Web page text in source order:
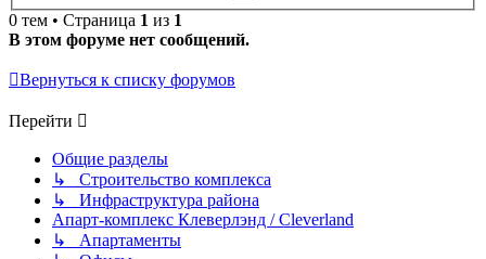
0 тем • Страница 1 из 1
В этом форуме нет сообщений.
Вернуться к списку форумов
Перейти
Общие разделы
↳ Строительство комплекса
↳ Инфраструктура района
Апарт-комплекс Клеверлэнд / Cleverland
↳ Апартаменты